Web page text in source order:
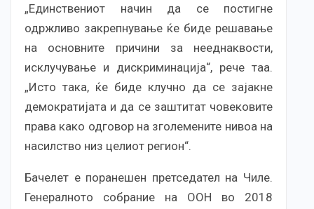
„Единствениот начин да се постигне
одржливо закрепнување ќе биде решавање
на основните причини за нееднаквости,
исклучување и дискриминација“, рече таа.
„Исто така, ќе биде клучно да се зајакне
демократијата и да се заштитат човековите
права како одговор на зголемените нивоа на
насилство низ целиот регион“.
Бачелет е поранешен претседател на Чиле.
Генералното собрание на ООН во 2018